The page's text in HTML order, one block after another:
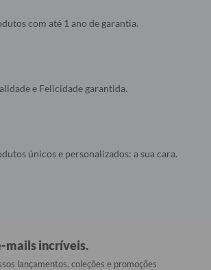
com até 1 ano de garantia.
e Felicidade garantida.
únicos e personalizados: a sua cara.
mails incríveis.
lançamentos, coleções e promoções